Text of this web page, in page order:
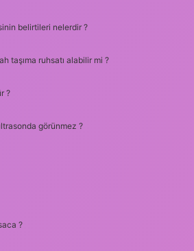
belirtileri nelerdir ?
taşıma ruhsatı alabilir mi ?
?
görünmez ?
?